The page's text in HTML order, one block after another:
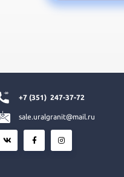
+7 (351) 247-37-72
sale.uralgranit@mail.ru